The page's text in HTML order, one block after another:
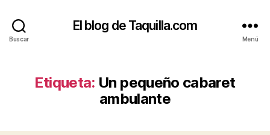
Buscar
El blog de Taquilla.com
Menú
Etiqueta: Un pequeño cabaret
ambulante